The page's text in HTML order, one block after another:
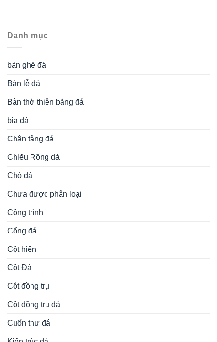
Danh mục
bàn ghế đá
Bàn lễ đá
Bàn thờ thiên bằng đá
bia đá
Chân tảng đá
Chiếu Rồng đá
Chó đá
Chưa được phân loại
Công trình
Cổng đá
Cột hiên
Cột Đá
Cột đồng trụ
Cột đồng trụ đá
Cuốn thư đá